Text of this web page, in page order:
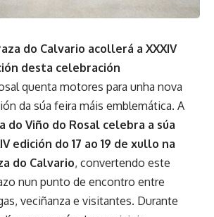
do Calvario acollerá a XXXIV
desta celebración
quenta motores para unha nova
da súa feira máis emblemática. A
do Viño do Rosal celebra a súa
edición do 17 ao 19 de xullo na
do Calvario, convertendo este
nun punto de encontro entre
veciñanza e visitantes. Durante